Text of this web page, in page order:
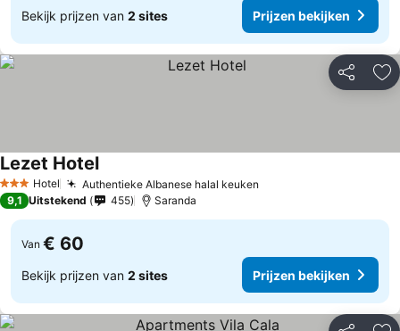
Bekijk prijzen van 2 sites Prijzen bekijken
Delen
3 SterrenHotel Authentieke Albanese halal keuken
Lezet Hotel
9,1 Uitstekend 455 Saranda
Van € 60
Bekijk prijzen van 2 sites Prijzen bekijken